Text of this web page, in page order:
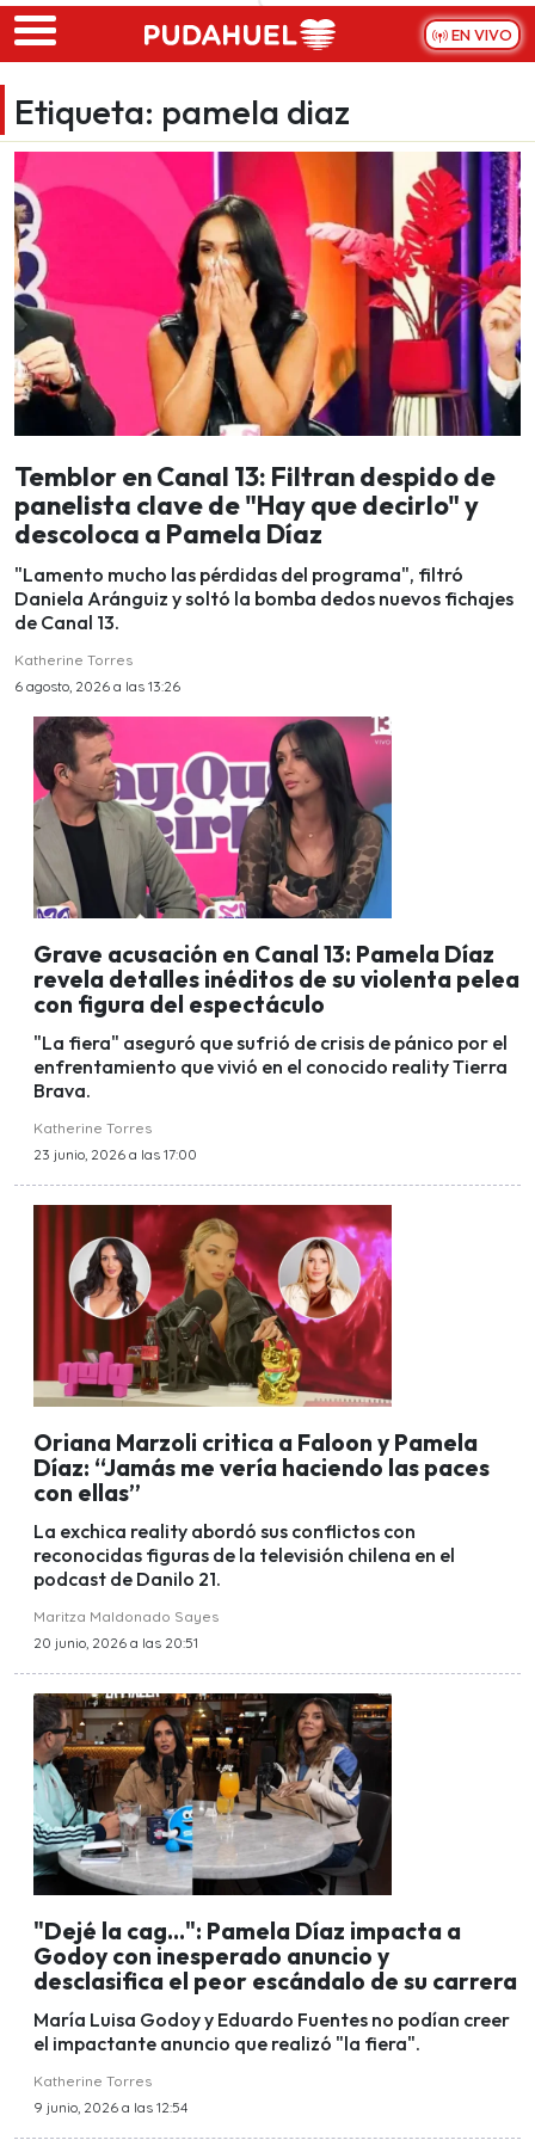
Skip to main content
EN VIVO
Etiqueta: pamela diaz
Temblor en Canal 13: Filtran despido de
panelista clave de "Hay que decirlo" y
descoloca a Pamela Díaz
"Lamento mucho las pérdidas del programa", filtró
Daniela Aránguiz y soltó la bomba dedos nuevos fichajes
de Canal 13.
Katherine Torres
6 agosto, 2026 a las 13:26
Grave acusación en Canal 13: Pamela Díaz
revela detalles inéditos de su violenta pelea
con figura del espectáculo
"La fiera" aseguró que sufrió de crisis de pánico por el
enfrentamiento que vivió en el conocido reality Tierra
Brava.
Katherine Torres
23 junio, 2026 a las 17:00
Oriana Marzoli critica a Faloon y Pamela
Díaz: “Jamás me vería haciendo las paces
con ellas”
La exchica reality abordó sus conflictos con
reconocidas figuras de la televisión chilena en el
podcast de Danilo 21.
Maritza Maldonado Sayes
20 junio, 2026 a las 20:51
"Dejé la cag...": Pamela Díaz impacta a
Godoy con inesperado anuncio y
desclasifica el peor escándalo de su carrera
María Luisa Godoy y Eduardo Fuentes no podían creer
el impactante anuncio que realizó "la fiera".
Katherine Torres
9 junio, 2026 a las 12:54